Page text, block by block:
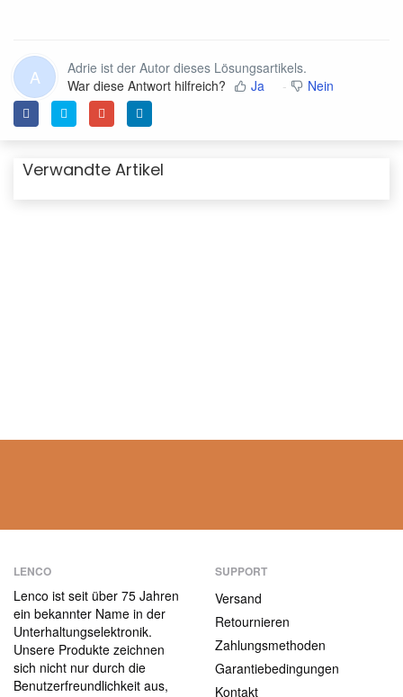
A
Adrie ist der Autor dieses Lösungsartikels.
War diese Antwort hilfreich?
Ja Nein
Verwandte Artikel
LENCO
Lenco ist seit über 75 Jahren
ein bekannter Name in der
Unterhaltungselektronik.
Unsere Produkte zeichnen
sich nicht nur durch die
Benutzerfreundlichkeit aus,
SUPPORT
Versand
Retournieren
Zahlungsmethoden
Garantiebedingungen
Kontakt